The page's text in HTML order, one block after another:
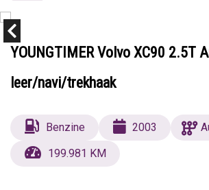
YOUNGTIMER Volvo XC90 2.5T
leer/navi/trekhaak
Benzine 2003
199.981 KM